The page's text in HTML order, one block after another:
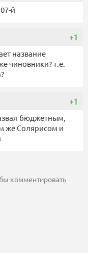
й
+1
название
чиновники? т.е.
+1
бюджетным,
же Солярисом и
комментировать